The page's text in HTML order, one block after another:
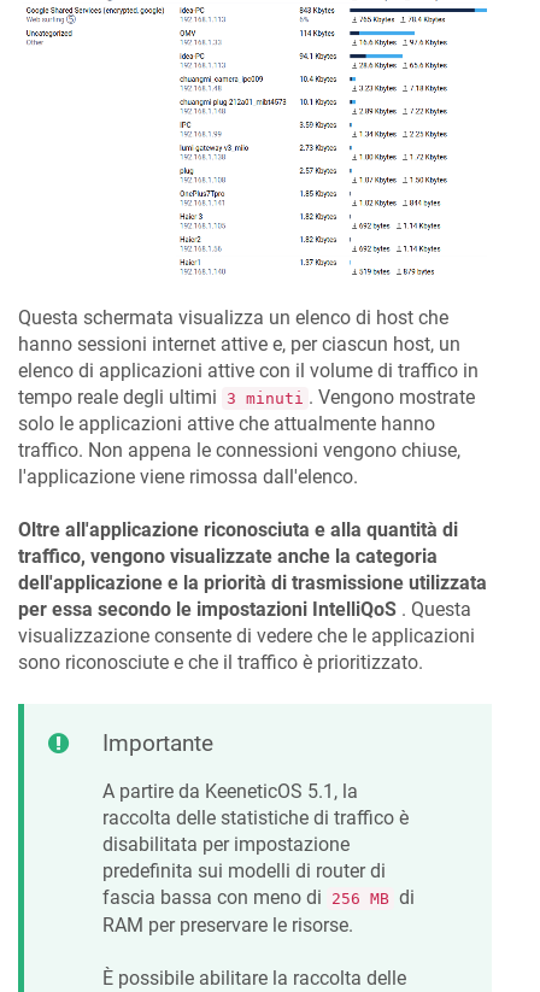
Questa schermata visualizza un elenco di host che
hanno sessioni internet attive e, per ciascun host, un
elenco di applicazioni attive con il volume di traffico in
tempo reale degli ultimi 3 minuti . Vengono mostrate
solo le applicazioni attive che attualmente hanno
traffico. Non appena le connessioni vengono chiuse,
l'applicazione viene rimossa dall'elenco.
Oltre all'applicazione riconosciuta e alla quantità di
traffico, vengono visualizzate anche la categoria
dell'applicazione e la priorità di trasmissione utilizzata
per essa secondo le impostazioni IntelliQoS . Questa
visualizzazione consente di vedere che le applicazioni
sono riconosciute e che il traffico è prioritizzato.
Importante
A partire da KeeneticOS 5.1, la
raccolta delle statistiche di traffico è
disabilitata per impostazione
predefinita sui modelli di router di
fascia bassa con meno di
256 MB di
RAM per preservare le risorse.
È possibile abilitare la raccolta delle